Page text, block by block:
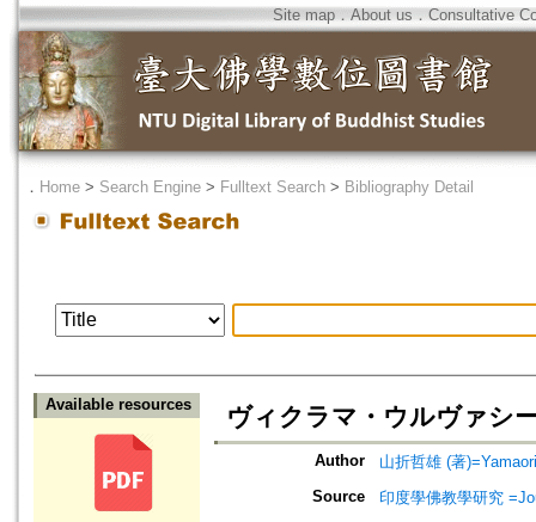
Site map．About us ． Consultative
． Home > Search Engine > Fulltext Search > Bibliography Detail
Available resources ヴィクラマ・ウルヴァシ
Author
山折哲雄 (著
Source
印度學佛教學研究